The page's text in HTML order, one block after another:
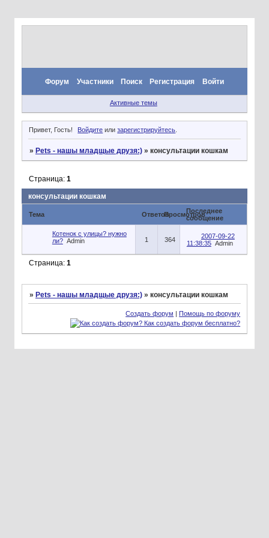
Форум Участники Поиск Регистрация Войти
Активные темы
Привет, Гость! Войдите илизарегистрируйтесь.
» Pets - нашы младщые друзя:) » консультации кошкам
консультации кошкам
Страница: 1
Тема ОтветовПросмотровПоследнее
сообщение
Котенок с улицы? нужно
ли? Admin 1 364
2007-09-22
11:38:35 Admin
Страница: 1
» Pets - нашы младщые друзя:) » консультации кошкам
Создать форум Помощь по форуму